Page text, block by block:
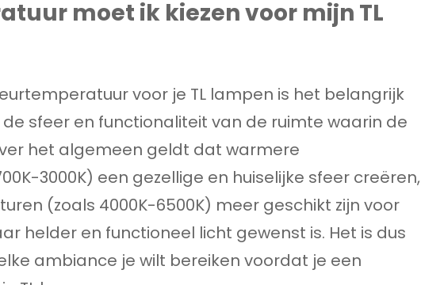
moet ik kiezen voor mijn TL
voor je TL lampen is het belangrijk
sfeer en functionaliteit van de ruimte waarin de
het algemeen geldt dat warmere
3000K) een gezellige en huiselijke sfeer creëren,
(zoals 4000K-6500K) meer geschikt zijn voor
helder en functioneel licht gewenst is. Het is dus
ambiance je wilt bereiken voordat je een